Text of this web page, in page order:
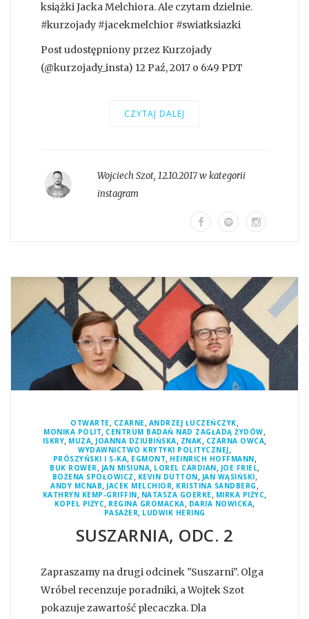
książki Jacka Melchiora. Ale czytam dzielnie.
#kurzojady #jacekmelchior #swiatksiazki
Post udostępniony przez Kurzojady
(@kurzojady_insta) 12 Paź, 2017 o 6:49 PDT
CZYTAJ DALEJ
Wojciech Szot, 12.10.2017 w kategorii
instagram
OTWARTE, CZARNE, ANDRZEJ ŁUCZEŃCZYK,
MONIKA POLIT, CENTRUM BADAŃ NAD ZAGŁADĄ ŻYDÓW,
ISKRY, MUZA,JOANNA DZIUBIŃSKA, ZNAK, CZARNA OWCA,
WYDAWNICTWO KRYTYKI POLITYCZNEJ,
PRÓSZYŃSKI I S-KA, EGMONT, HEINRICH HOFFMANN,
BUK ROWER, JAN MISIUNA, LOREL CARDIAN, JOE FRIEL,
BOŻENA SPOŁOWICZ, KEVIN DUTTON, JAN WĄSIŃSKI,
ANDY MCNAB,JACEK MELCHIOR, KRISTINA SANDBERG,
KATHRYN KEMP-GRIFFIN, NATASZA GOERKE, MIRKA PIŻYC,
KOPEL PIŻYC, REGINA GROMACKA, DARIA NOWICKA,
PASAŻER, LUDWIK HERING
SUSZARNIA, ODC. 2
Zapraszamy na drugi odcinek "Suszarni". Olga
Wróbel recenzuje poradniki, a Wojtek Szot
pokazuje zawartość plecaczka. Dla